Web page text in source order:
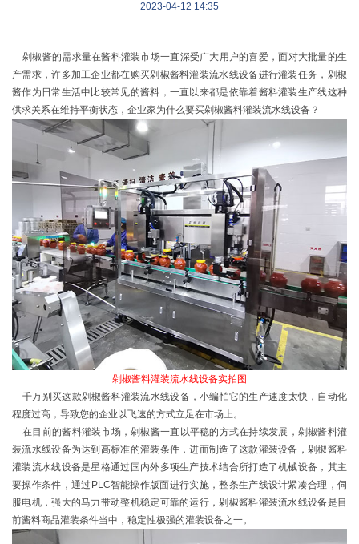
2023-04-12 14:35
剁椒酱的需求量在酱料灌装市场一直深受广大用户的喜爱，面对大批量的生
产需求，许多加工企业都在购买剁椒酱料灌装流水线设备进行灌装任务，剁椒
酱作为日常生活中比较常见的酱料，一直以来都是依靠着酱料灌装生产线这种
供求关系在维持平衡状态，企业家为什么要买剁椒酱料灌装流水线设备？
剁椒酱料灌装流水线设备实拍图
千万别买这款剁椒酱料灌装流水线设备，小编怕它的生产速度太快，自动化
程度过高，导致您的企业以飞速的方式立足在市场上。
在目前的酱料灌装市场，剁椒酱一直以平稳的方式在持续发展，剁椒酱料灌
装流水线设备为达到高标准的灌装条件，进而制造了这款灌装设备，剁椒酱料
灌装流水线设备是星格通过国内外多项生产技术结合所打造了机械设备，其主
要操作条件，通过PLC智能操作版面进行实施，整条生产线设计紧凑合理，伺
服电机，强大的马力带动整机稳定可靠的运行，剁椒酱料灌装流水线设备是目
前酱料商品灌装条件当中，稳定性极强的灌装设备之一。